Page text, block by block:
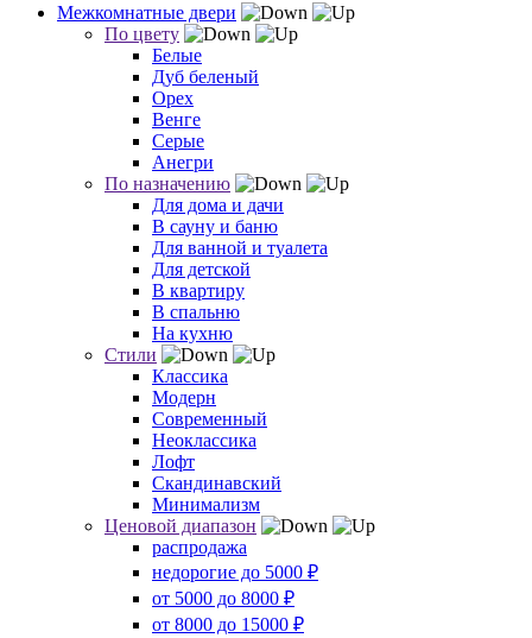
Межкомнатные двери
По цвету
Белые
Дуб беленый
Орех
Венге
Серые
Анегри
По назначению
Для дома и дачи
В сауну и баню
Для ванной и туалета
Для детской
В квартиру
В спальню
На кухню
Стили
Классика
Модерн
Современный
Неоклассика
Лофт
Скандинавский
Минимализм
Ценовой диапазон
распродажа
недорогие до 5000 ₽
от 5000 до 8000 ₽
от 8000 до 15000 ₽